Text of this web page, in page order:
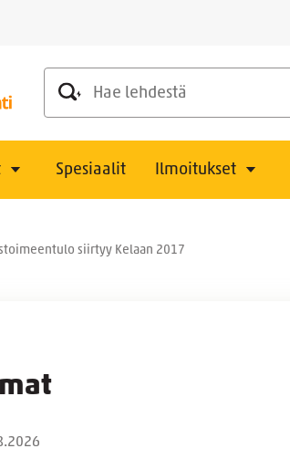
Hae lehdestä
Spesiaalit Ilmoitukset
siirtyy Kelaan 2017